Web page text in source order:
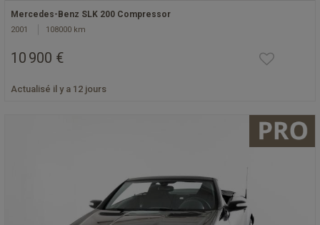
Mercedes-Benz SLK 200 Compressor
2001 108000 km
10 900 €
Actualisé il y a 12 jours